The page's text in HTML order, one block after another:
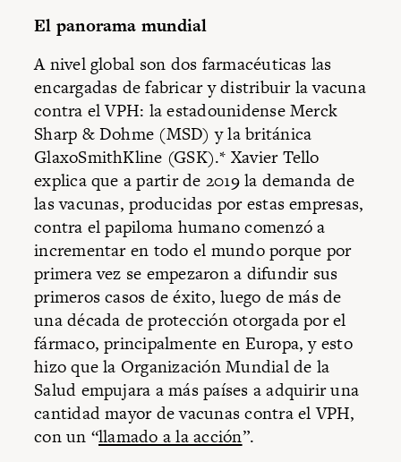
El panorama mundial
A nivel global son dos farmacéuticas las
encargadas de fabricar y distribuir la vacuna
contra el VPH: la estadounidense Merck
Sharp & Dohme (MSD) y la británica
GlaxoSmithKline (GSK).* Xavier Tello
explica que a partir de 2019 la demanda de
las vacunas, producidas por estas empresas,
contra el papiloma humano comenzó a
incrementar en todo el mundo porque por
primera vez se empezaron a difundir sus
primeros casos de éxito, luego de más de
una década de protección otorgada por el
fármaco, principalmente en Europa, y esto
hizo que la Organización Mundial de la
Salud empujara a más países a adquirir una
cantidad mayor de vacunas contra el VPH,
con un “llamado a la acción”.